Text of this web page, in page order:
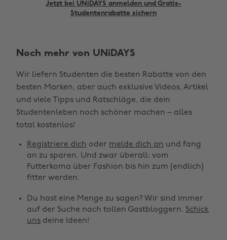
Jetzt bei UNiDAYS anmelden und Gratis-
Studentenrabatte sichern
Noch mehr von UNiDAYS
Wir liefern Studenten die besten Rabatte von den
besten Marken, aber auch exklusive Videos, Artikel
und viele Tipps und Ratschläge, die dein
Studentenleben noch schöner machen – alles
total kostenlos!
Registriere dich oder melde dich an und fang
an zu sparen. Und zwar überall: vom
Futterkoma über Fashion bis hin zum (endlich)
fitter werden.
Du hast eine Menge zu sagen? Wir sind immer
auf der Suche nach tollen Gastbloggern. Schick
uns deine Ideen!
Region ändern
Australia
Belgique
Canada
Danmark
Nederland
New Zealand
Österreich